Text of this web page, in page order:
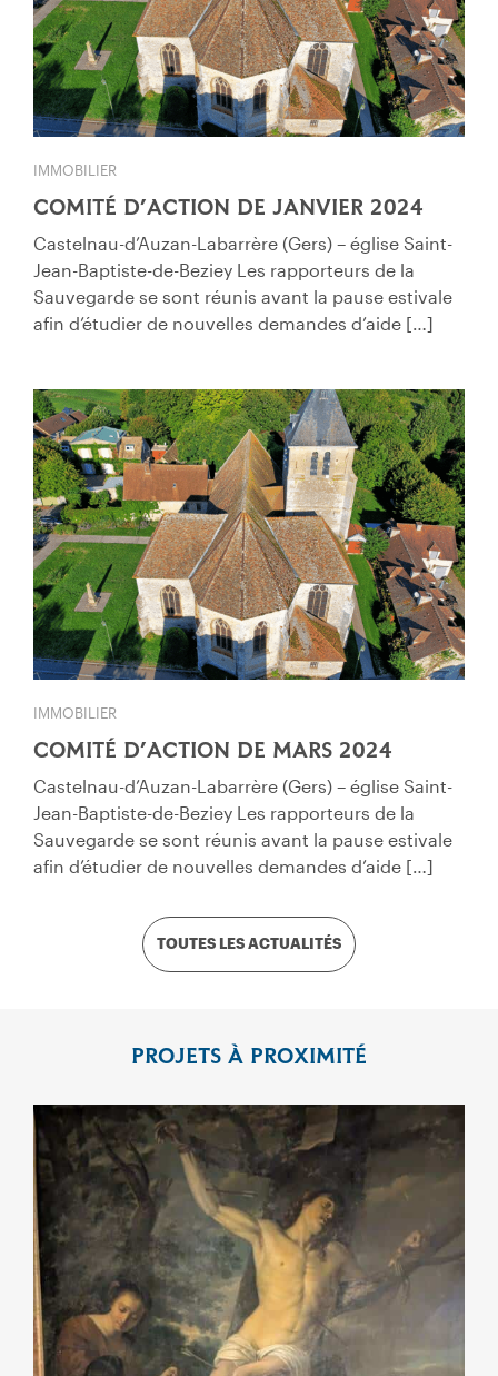
TOUTES LES ACTUALITÉS
IMMOBILIER
COMITÉ D’ACTION DE JANVIER 2024
Castelnau-d’Auzan-Labarrère (Gers) – église Saint-
Jean-Baptiste-de-Beziey Les rapporteurs de la
Sauvegarde se sont réunis avant la pause estivale
afin d’étudier de nouvelles demandes d’aide […]
IMMOBILIER
COMITÉ D’ACTION DE MARS 2024
Castelnau-d’Auzan-Labarrère (Gers) – église Saint-
Jean-Baptiste-de-Beziey Les rapporteurs de la
Sauvegarde se sont réunis avant la pause estivale
afin d’étudier de nouvelles demandes d’aide […]
PROJETS À PROXIMITÉ